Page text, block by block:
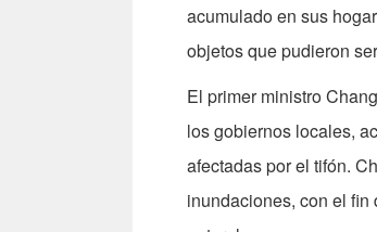
acumulado en sus
objetos que pudieron
El primer ministro
los gobiernos locales,
afectadas por el tifón.
inundaciones, con el fin